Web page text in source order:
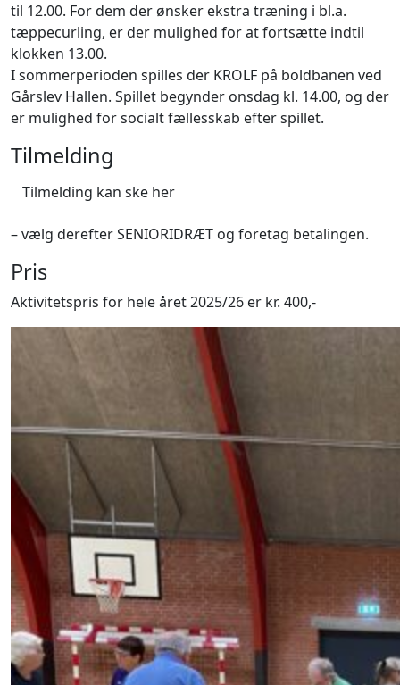
til 12.00. For dem der ønsker ekstra træning i bl.a.
tæppecurling, er der mulighed for at fortsætte indtil
klokken 13.00.
I sommerperioden spilles der KROLF på boldbanen ved
Gårslev Hallen. Spillet begynder onsdag kl. 14.00, og der
er mulighed for socialt fællesskab efter spillet.
Tilmelding
Tilmelding kan ske her
– vælg derefter SENIORIDRÆT og foretag betalingen.
Pris
Aktivitetspris for hele året 2025/26 er kr. 400,-